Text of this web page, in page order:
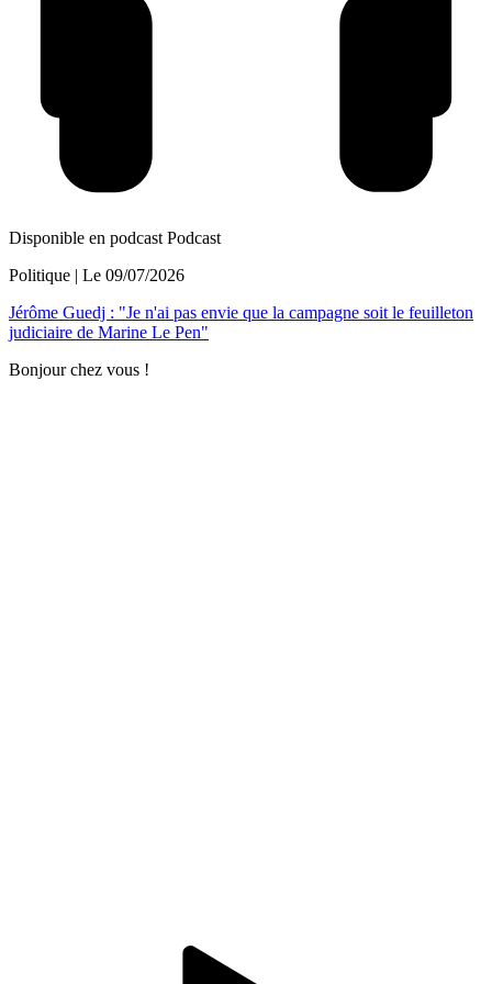
Disponible en podcast Podcast
Politique | Le 09/07/2026
Jérôme Guedj : "Je n'ai pas envie que la campagne soit le feuilleton
judiciaire de Marine Le Pen"
Bonjour chez vous !